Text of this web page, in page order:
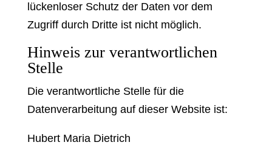
lückenloser Schutz der Daten vor dem
Zugriff durch Dritte ist nicht möglich.
Hinweis zur verantwortlichen
Stelle
Die verantwortliche Stelle für die
Datenverarbeitung auf dieser Website ist:
Hubert Maria Dietrich